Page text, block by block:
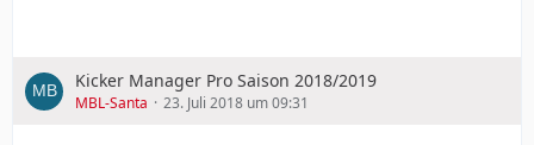
Kicker Manager Pro Saison 2018/2019
MBL-Santa 23. Juli 2018 um 09:31